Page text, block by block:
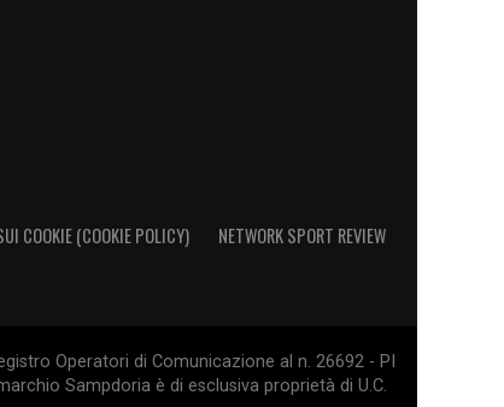
COOKIE (COOKIE POLICY) NETWORK SPORT REVIEW
Operatori di Comunicazione al n. 26692 - PI
Sampdoria è di esclusiva proprietà di U.C.